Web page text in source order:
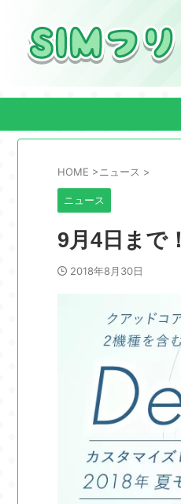
HOME >ニュース >
ニュース
9月4日まで
2018年8月30日